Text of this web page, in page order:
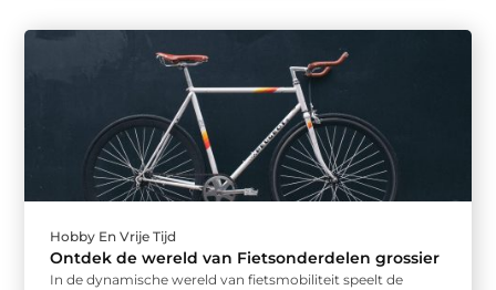
Hobby En Vrije Tijd
Ontdek de wereld van Fietsonderdelen grossier
In de dynamische wereld van fietsmobiliteit speelt de